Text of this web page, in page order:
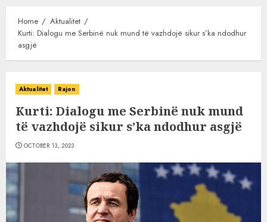
Home
Aktualitet
Kurti: Dialogu me Serbinë nuk mund të vazhdojë sikur s’ka ndodhur
asgjë
Aktualitet Rajon
Kurti: Dialogu me Serbinë nuk mund
të vazhdojë sikur s’ka ndodhur asgjë
OCTOBER 13, 2023